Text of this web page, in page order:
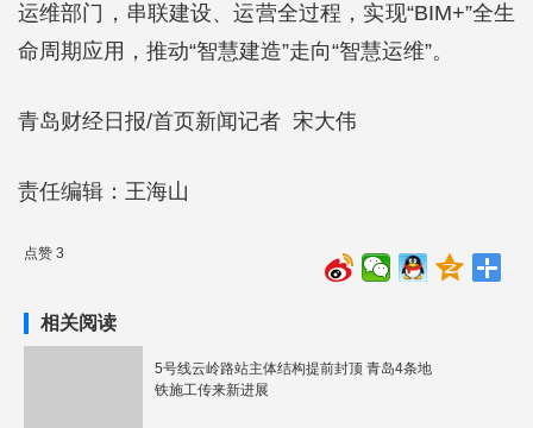
运维部门，串联建设、运营全过程，实现“BIM+”全生
命周期应用，推动“智慧建造”走向“智慧运维”。
青岛财经日报/首页新闻记者 宋大伟
责任编辑：王海山
点赞 3
相关阅读
5号线云岭路站主体结构提前封顶 青岛4条地
铁施工传来新进展